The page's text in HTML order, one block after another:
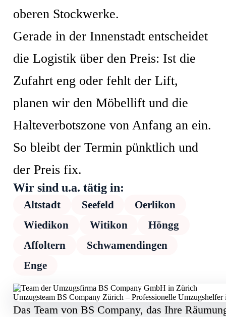
oberen Stockwerke.
Gerade in der Innenstadt entscheidet
die Logistik über den Preis: Ist die
Zufahrt eng oder fehlt der Lift,
planen wir den Möbellift und die
Halteverbotszone von Anfang an ein.
So bleibt der Termin pünktlich und
der Preis fix.
Wir sind u.a. tätig in:
Altstadt Seefeld
Oerlikon
Wiedikon
Witikon
Höngg
Affoltern
Schwamendingen
Enge
Umzugsteam BS Company Zürich – Professionelle Umzugshelfer
Das Team von BS Company, das Ihre